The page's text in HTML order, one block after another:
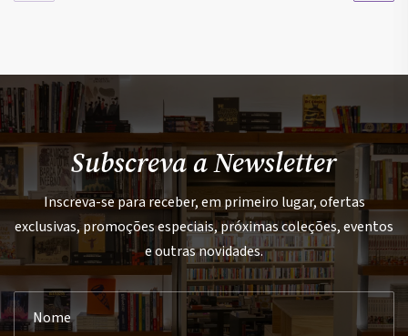
Subscreva a Newsletter
Inscreva-se para receber, em primeiro lugar, ofertas
exclusivas, promoções especiais, próximas coleções, eventos
e outras novidades.